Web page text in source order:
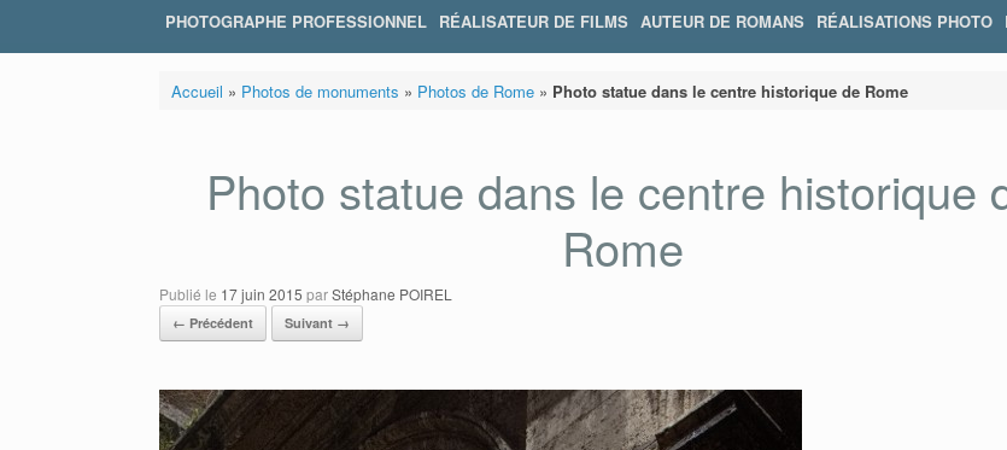
PHOTOGRAPHE PROFESSIONNEL RÉALISATEUR DE FILMS AUTEUR DE ROMANS RÉALISATIONS PHOTO
Accueil » Photos de monuments » Photos de Rome» Photo statue dans le centre historique de Rome
Photo statue dans le centre historique
Rome
Publié le 17 juin 2015 parStéphane POIREL
← Précédent Suivant →